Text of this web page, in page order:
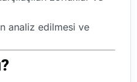
analiz edilmesi ve